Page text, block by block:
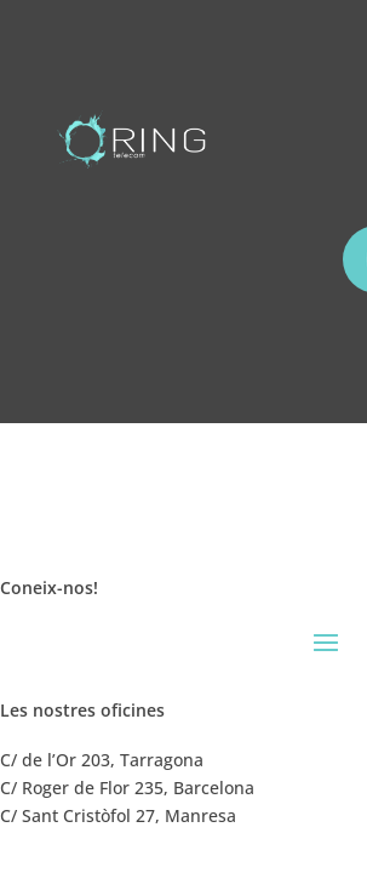
Coneix-nos!
Les nostres oficines
C/ de l’Or 203, Tarragona
C/ Roger de Flor 235, Barcelona
C/ Sant Cristòfol 27, Manresa